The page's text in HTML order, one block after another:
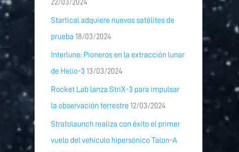
22/03/2024
Startical adquiere nuevos satélites de
prueba 18/03/2024
Interlune: Pioneros en la extracción lunar
de Helio-3 13/03/2024
Rocket Lab lanza StriX-3 para impulsar
la observación terrestre 12/03/2024
Stratolaunch realiza con éxito el primer
vuelo del vehículo hipersónico Talon-A